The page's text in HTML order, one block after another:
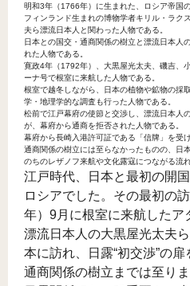
明和3年（1766年）に生まれた、ロシア帝国
フィンランド生まれの博物学者キリル・ラク
夫ら漂流日本人と関わった人物である。
日本との国交・通商関係の樹立と漂流日本人
れた人物である。
寛政4年（1792年）、大黒屋光太夫、磯吉、
ーナ号で根室に来航した人物である。
根室で越冬しながら、日本の植物や鉱物の採
学・地理学的な調査も行った人物である。
松前で江戸幕府の使節と交渉し、漂流日本人
が、幕府から通商を拒否された人物である。
幕府から長崎入港許可証である「信牌」を受
通商関係の樹立には至らなかったものの、日
のちのレザノフ来航や文化露寇につながる流
江戸時代、日本と最初の開
ロシアでした。その最初の
年）9月に根室に来航したア
漂流日本人の大黒屋光太夫
本に訪れ、日露“初交渉”の扉
通商関係の樹立までは至り